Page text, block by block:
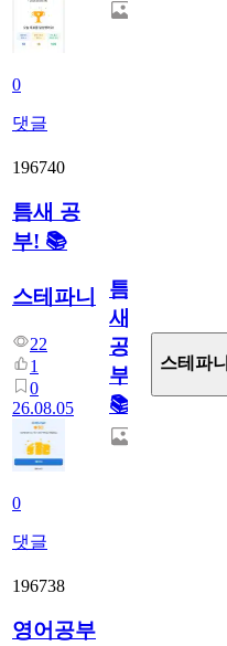
0
댓글
196740
틈새 공
부! 📚
스테파니
22
1
0
26.08.05
0
댓글
틈
새
공
부!
📚
스테파니
196738
영어공부